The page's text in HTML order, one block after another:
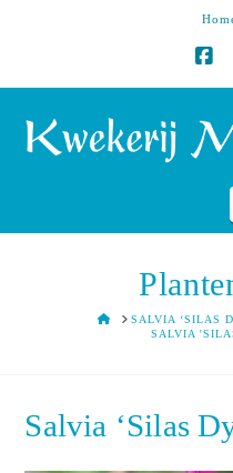
HOMESALVIA ‘SILAS
SALVIA
Salvia ‘Silas